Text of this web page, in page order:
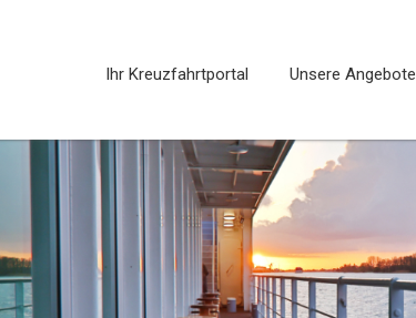
Ihr Kreuzfahrtportal Unsere Angebote